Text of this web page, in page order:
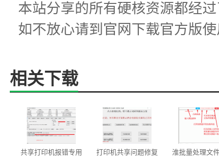
本站分享的所有硬核资源都经
如不放心请到官网下载官方版
相关下载
共享打印机报错专用
打印机共享问题修复
淮批量处理文